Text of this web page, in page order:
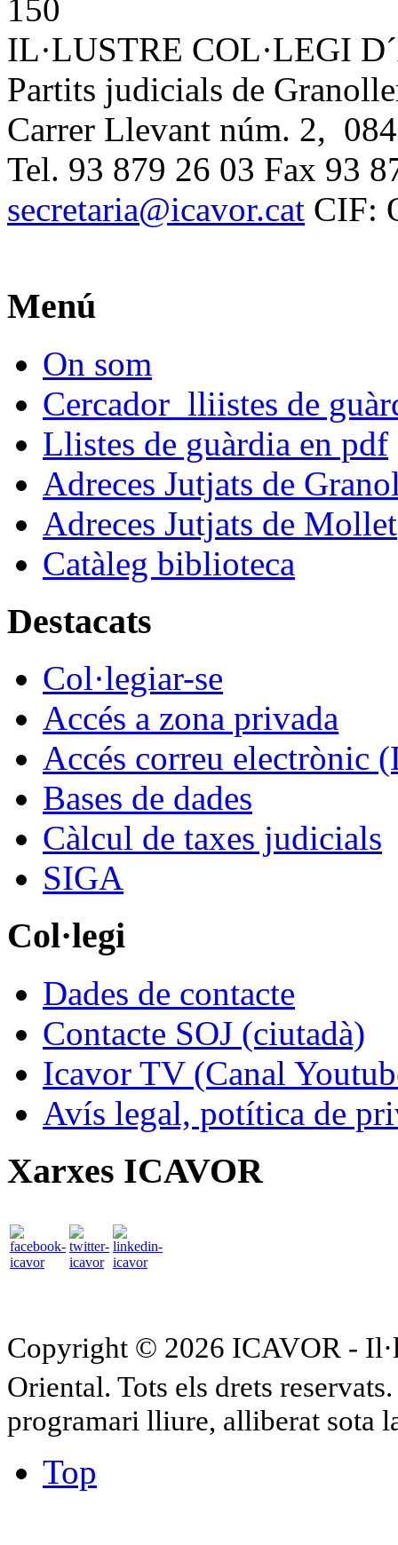
IL·LUSTRE COL·LEGI
Partits judicials de
Carrer Llevant núm. 2,
Tel. 93 879 26 03 Fax 93
secretaria@icavor.cat CIF:
Menú
On som
Cercador lliistes de
Llistes de guàrdia en pdf
Adreces Jutjats de
Adreces Jutjats de Mollet
Catàleg biblioteca
Destacats
Col·legiar-se
Accés a zona privada
Accés correu electrònic
Bases de dades
Càlcul de taxes judicials
SIGA
Col·legi
Dades de contacte
Contacte SOJ (ciutadà)
Icavor TV (Canal
Avís legal, potítica de
Xarxes ICAVOR
Copyright © 2026 ICAVOR -
Oriental. Tots els drets
programari lliure, alliberat sota
Top